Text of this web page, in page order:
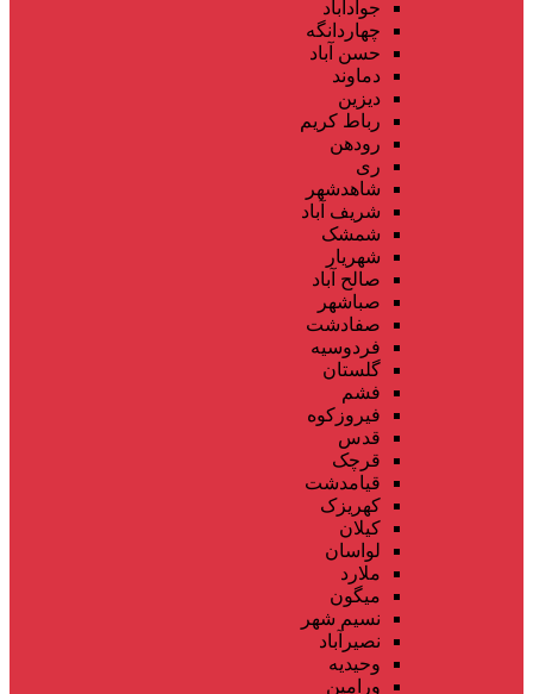
جوادآباد
چهاردانگه
حسن آباد
دماوند
دیزین
رباط کریم
رودهن
ری
شاهدشهر
شریف آباد
شمشک
شهریار
صالح آباد
صباشهر
صفادشت
فردوسیه
گلستان
فشم
فیروزکوه
قدس
قرچک
قیامدشت
کهریزک
کیلان
لواسان
ملارد
میگون
نسیم شهر
نصیرآباد
وحیدیه
ورامین